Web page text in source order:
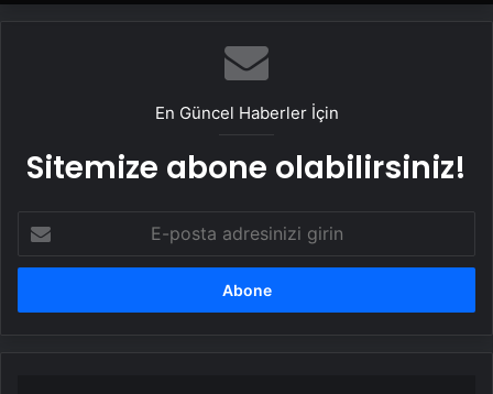
En Güncel Haberler İçin
Sitemize abone olabilirsiniz!
posta
adresinizi